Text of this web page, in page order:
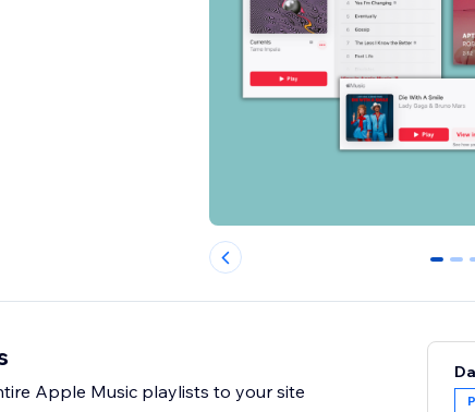
0 1
Apple Music playlists to your site